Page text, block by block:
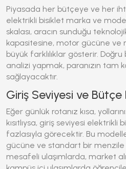
Piyasada her bütçeye ve her
elektrikli bisiklet marka ve
skalası, aracın sunduğu
kapasitesine, motor gücüne ve
büyük farklılıklar gösterir.
analizi yapmak, paranızın tam
sağlayacaktır.
Giriş Seviyesi ve
Eğer günlük rotanız kısa,
kısıtlıysa, giriş seviyesi elektrikli
fazlasıyla görecektir. Bu
gücüne ve standart bir menzile
mesafeli ulaşımlarda, market